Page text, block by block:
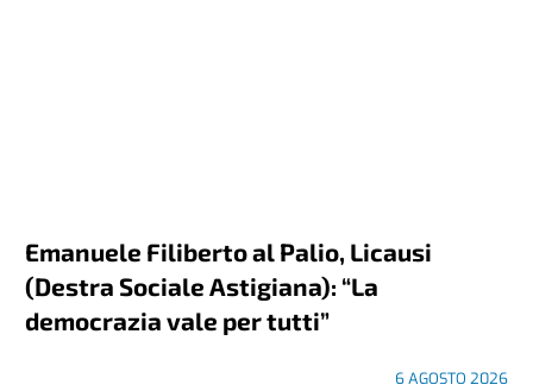
Emanuele Filiberto al Palio, Licausi
(Destra Sociale Astigiana): “La
democrazia vale per tutti”
6 AGOSTO 2026